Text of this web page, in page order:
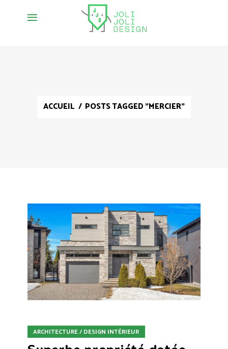
ACCUEIL / POSTS TAGGED "MERCIER"
ARCHITECTURE / DESIGN INTÉRIEUR